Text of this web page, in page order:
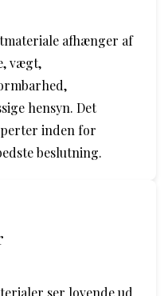
afhænger af
vægt,
hensyn. Det
inden for
beslutning.
ser lovende ud